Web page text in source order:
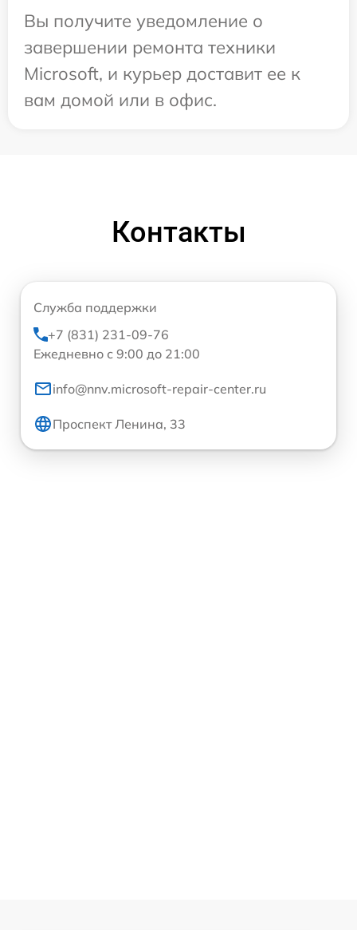
Вы получите уведомление о
завершении ремонта техники
Microsoft, и курьер доставит ее к
вам домой или в офис.
Контакты
Служба поддержки
+7 (831) 231-09-76
Ежедневно с 9:00 до 21:00
info@nnv.microsoft-repair-center.ru
Проспект Ленина, 33